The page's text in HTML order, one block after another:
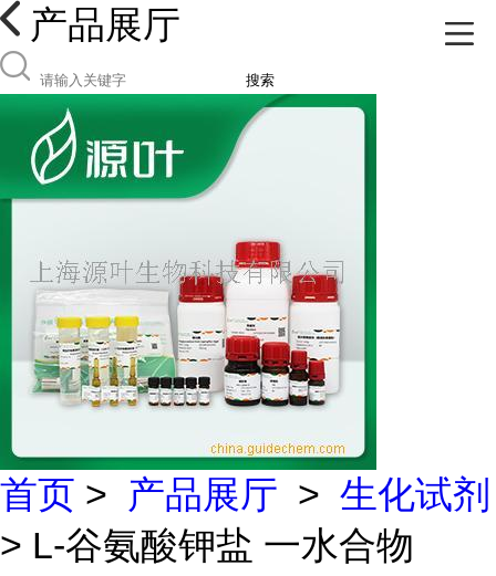
产品展厅
搜索
首页 > 产品展厅 > 生化试剂
> L-谷氨酸钾盐 一水合物